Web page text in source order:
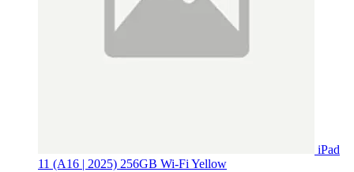
iPad
11 (A16 | 2025) 256GB Wi-Fi Yellow